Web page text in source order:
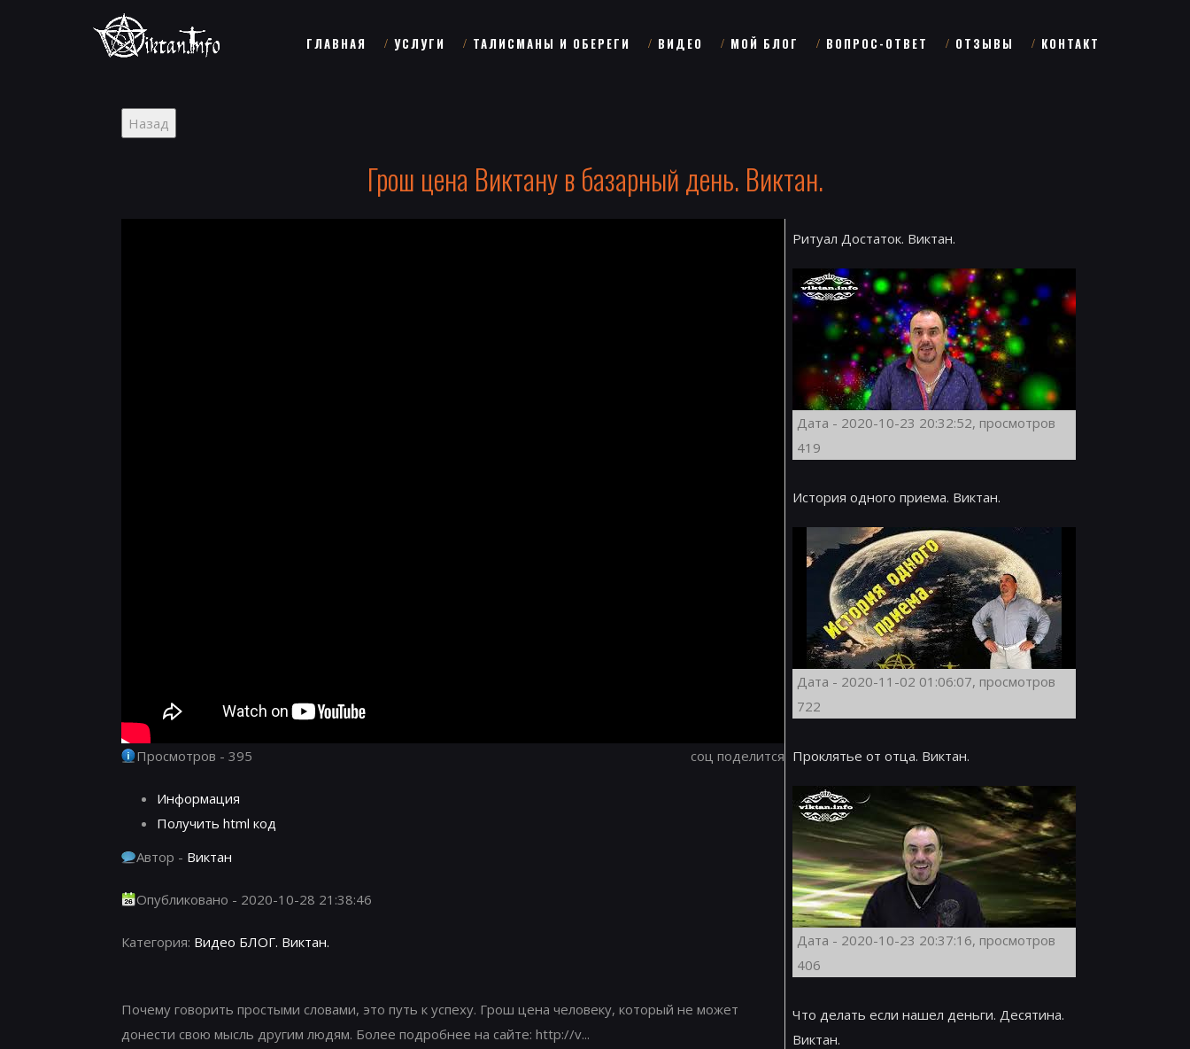
ГЛАВНАЯ УСЛУГИ ТАЛИСМАНЫ И ОБЕРЕГИ ВИДЕО МОЙ БЛОГ ВОПРОС-ОТВЕТ ОТЗЫВЫ КОНТАКТ
Грош цена Виктану в базарный день. Виктан.
Просмотров - 395 соц поделится
Информация
Получить html код
Автор - Виктан
Опубликовано - 2020-10-28 21:38:46
Категория: Видео БЛОГ. Виктан.
Почему говорить простыми словами, это путь к успеху. Грош цена человеку, который не может
донести свою мысль другим людям. Более подробнее на сайте: http://v...
Ритуал Достаток. Виктан.
Дата - 2020-10-23 20:32:52, просмотров
419
История одного приема. Виктан.
Дата - 2020-11-02 01:06:07, просмотров
722
Проклятье от отца. Виктан.
Дата - 2020-10-23 20:37:16, просмотров
406
Что делать если нашел деньги. Десятина.
Виктан.